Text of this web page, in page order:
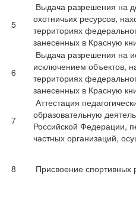
5
Выдача разрешения на
охотничьих ресурсов,
территориях
занесенных в Красную
6
Выдача разрешения на
исключением объектов,
территориях
занесенных в Красную
7
Аттестация
образовательную
Российской Федерации,
частных организаций,
8 Присвоение спортивных